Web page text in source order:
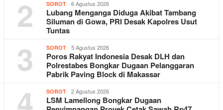
2 SOROT 6 Agustus 2026
Lubang Menganga Diduga Akibat Tambang
Siluman di Gowa, PRI Desak Kapolres Usut
Tuntas
3 SOROT 5 Agustus 2026
Poros Rakyat Indonesia Desak DLH dan
Polrestabes Bongkar Dugaan Pelanggaran
Pabrik Paving Block di Makassar
SOROT 2 Agustus 2026
LSM Lamellong Bongkar Dugaan